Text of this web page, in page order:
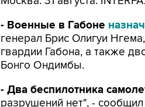
- Военные в Габоне
генерал Брис Олигуи
гвардии Габона, а также
Бонго Ондимбы.
- Два беспилотника
разрушений нет", -